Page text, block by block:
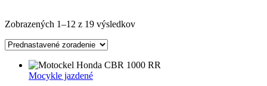
Zobrazených 1–12 z 19 výsledkov
Mocykle jazdené